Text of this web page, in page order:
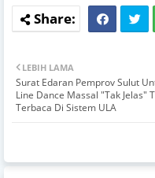
LEBIH LAMA
Surat Edaran Pemprov Sulut
Line Dance Massal "Tak Jelas"
Terbaca Di Sistem ULA